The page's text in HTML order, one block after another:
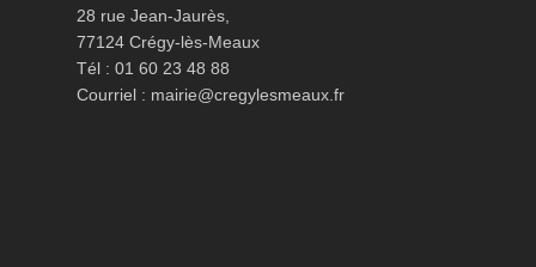
28 rue Jean-Jaurès,
77124 Crégy-lès-Meaux
Tél : 01 60 23 48 88
Courriel : mairie@cregylesmeaux.fr